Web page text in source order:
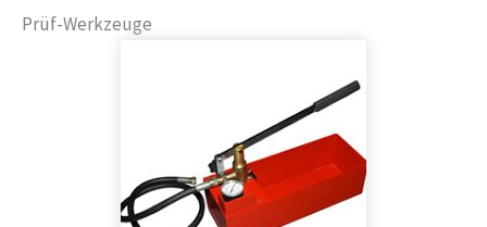
Prüf-Werkzeuge